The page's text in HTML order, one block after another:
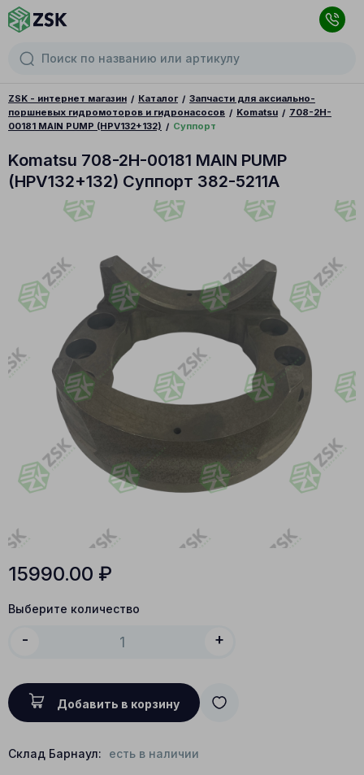
ZSK - интернет магазин Каталог
Запчасти для аксиально-
поршневых гидромоторов и гидронасосов
Komatsu
708-2H-
00181 MAIN PUMP (HPV132+132)
Суппорт
Komatsu 708-2H-00181 MAIN PUMP
(HPV132+132) Суппорт 382-5211A
15990.00 ₽
Выберите количество
- +
Добавить в корзину
Склад Барнаул: есть в наличии